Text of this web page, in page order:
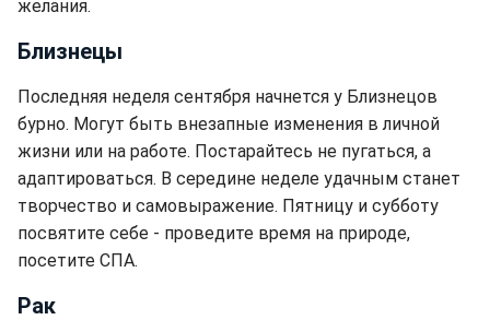
желания.
Близнецы
Последняя неделя сентября начнется у Близнецов
бурно. Могут быть внезапные изменения в личной
жизни или на работе. Постарайтесь не пугаться, а
адаптироваться. В середине неделе удачным станет
творчество и самовыражение. Пятницу и субботу
посвятите себе - проведите время на природе,
посетите СПА.
Рак